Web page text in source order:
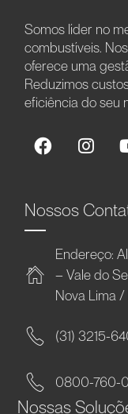
Somos líder no
combustíveis.
oferece uma
Reduzimos
eficiência do seu
Nossos
Endereço:
– Vale do
Nova Lima
(31) 3215-
0800-760-
Nossas